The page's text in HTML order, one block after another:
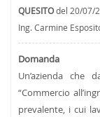
QUESITOdel 20/07/
Ing. Carmine
Domanda
Un’azienda che
“Commercio
prevalente, i cui